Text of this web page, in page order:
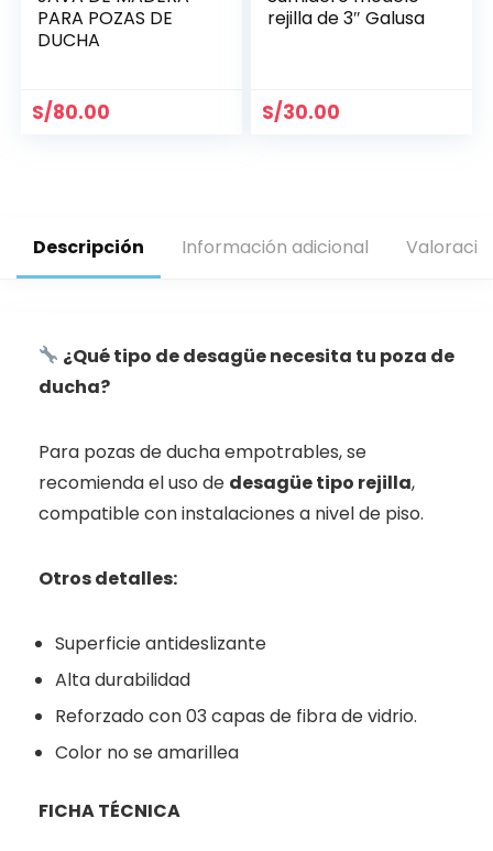
PARA POZAS DE
DUCHA
S/80.00
rejilla de 3″ Galusa
S/30.00
Descripción Información adicional
¿Qué tipo de desagüe necesita tu poza de
ducha?
Para pozas de ducha empotrables, se
recomienda el uso de desagüe tipo rejilla,
compatible con instalaciones a nivel de piso.
Otros detalles:
Superficie antideslizante
Alta durabilidad
Reforzado con 03 capas de fibra de vidrio.
Color no se amarillea
FICHA TÉCNICA